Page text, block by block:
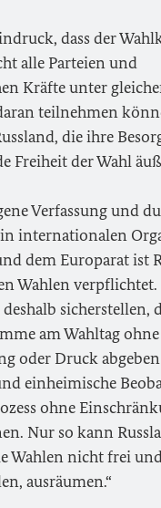
dass der
alle Parteien und
Kräfte unter
teilnehmen
die ihre
Freiheit der Wahl
Verfassung und
internationalen
dem Europarat ist
Wahlen verpflichtet.
sicherstellen,
am Wahltag ohne
oder Druck
einheimische
ohne
Nur so kann
Wahlen nicht frei
ausräumen.“